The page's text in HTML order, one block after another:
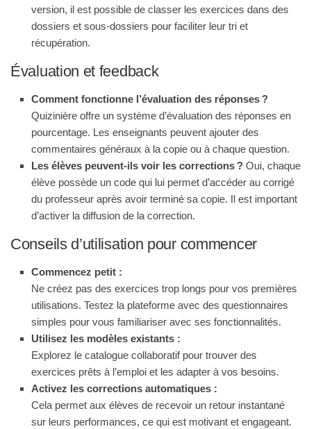
version, il est possible de classer les exercices dans des
dossiers et sous-dossiers pour faciliter leur tri et
récupération.
Évaluation et feedback
Comment fonctionne l’évaluation des réponses ?
Quizinière offre un système d’évaluation des réponses en
pourcentage. Les enseignants peuvent ajouter des
commentaires généraux à la copie ou à chaque question.
Les élèves peuvent-ils voir les corrections ? Oui, chaque
élève possède un code qui lui permet d’accéder au corrigé
du professeur après avoir terminé sa copie. Il est important
d’activer la diffusion de la correction.
Conseils d’utilisation pour commencer
Commencez petit :
Ne créez pas des exercices trop longs pour vos premières
utilisations. Testez la plateforme avec des questionnaires
simples pour vous familiariser avec ses fonctionnalités.
Utilisez les modèles existants :
Explorez le catalogue collaboratif pour trouver des
exercices prêts à l’emploi et les adapter à vos besoins.
Activez les corrections automatiques :
Cela permet aux élèves de recevoir un retour instantané
sur leurs performances, ce qui est motivant et engageant.